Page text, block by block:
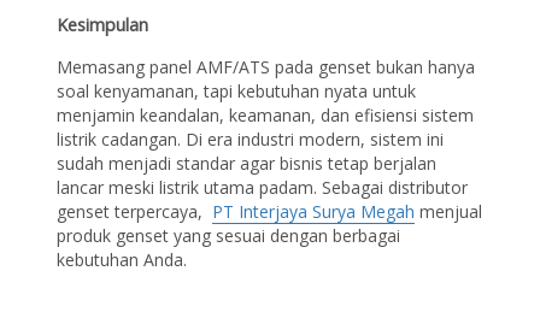
Kesimpulan
Memasang panel AMF/ATS pada genset bukan hanya
soal kenyamanan, tapi kebutuhan nyata untuk
menjamin keandalan, keamanan, dan efisiensi sistem
listrik cadangan. Di era industri modern, sistem ini
sudah menjadi standar agar bisnis tetap berjalan
lancar meski listrik utama padam. Sebagai distributor
genset terpercaya, PT Interjaya Surya Megah menjual
produk genset yang sesuai dengan berbagai
kebutuhan Anda.